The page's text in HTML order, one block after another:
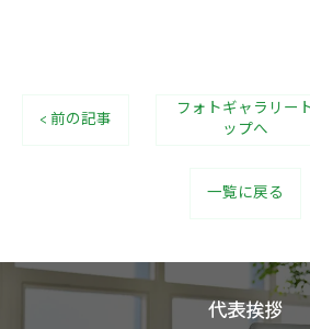
< 前の記事
フォトギャラリー
ップへ
一覧に戻る
代表挨拶